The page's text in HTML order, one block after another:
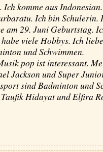
komme aus
Ich bin Schulerin.
am 29. Juni Geburtstag.
viele Hobbys. Ich
und Schwimmen.
pop ist interessant.
Jackson und Super
sind Badminton und
Hidayat und Elfira